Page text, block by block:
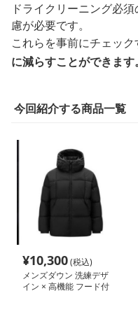
ドライクリーニング必
慮が必要です。
これらを事前にチェック
に減らすことができます。
今回紹介する商品一覧
¥10,300(税込)
メンズダウン 洗練デザ
イン × 高機能 フード付